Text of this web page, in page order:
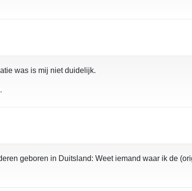
was is mij niet duidelijk.
geboren in Duitsland: Weet iemand waar ik de